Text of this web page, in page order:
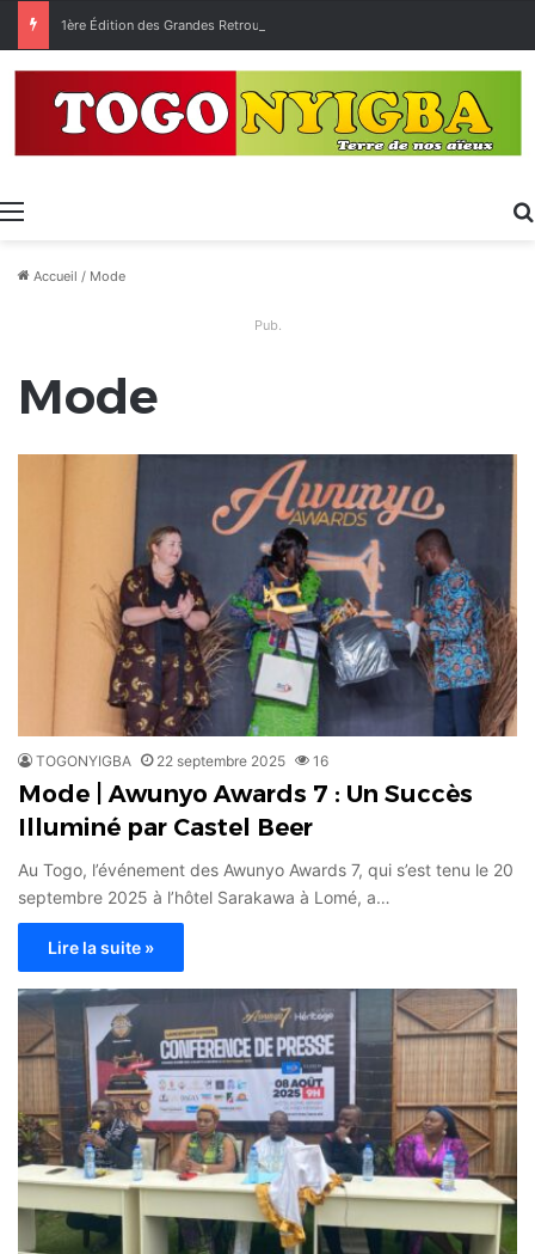
Menu
Accueil / Mode
Pub.
Mode
TOGONYIGBA 22 septembre 2025 16
Mode | Awunyo Awards 7 : Un Succès
Illuminé par Castel Beer
Au Togo, l’événement des Awunyo Awards 7, qui s’est tenu le 20
septembre 2025 à l’hôtel Sarakawa à Lomé, a…
Lire la suite »